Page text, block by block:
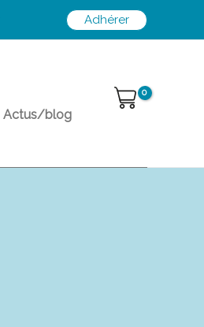
Adhérer
Actus/blog